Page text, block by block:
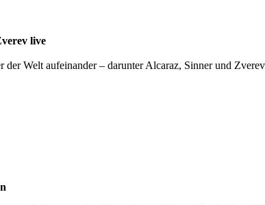
live
Welt aufeinander – darunter Alcaraz, Sinner und